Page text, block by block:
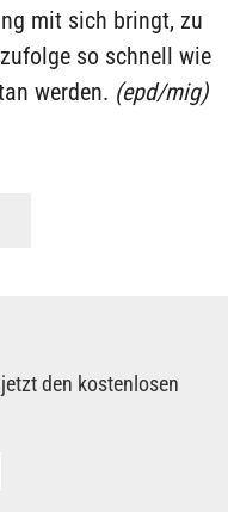
mit sich bringt, zu
so schnell wie
werden. (epd/mig)
den kostenlosen